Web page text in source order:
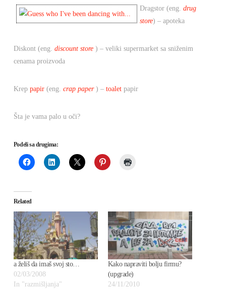
Dragstor (eng. drug
store) – apoteka
Diskont (eng. discount store) – veliki supermarket sa sniženim
cenama proizvoda
Krep papir(eng. crap paper) – toaletpapir
Šta je vama palo u oči?
Podeli sa drugima:
Related
a želiš da imaš svoj sto…
02/03/2008
In "razmišljanja"
Kako napraviti bolju firmu?
(upgrade)
24/11/2010